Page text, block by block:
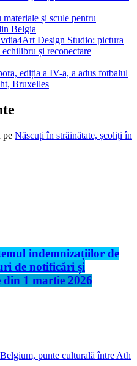
și scule pentru
Belgia
Design Studio: pictura
și reconectare
ediția a IV-a, a adus fotbalul
Bruxelles
pe Născuți în străinătate, școliți în
indemnizațiilor de
de notificări și
1 martie 2026